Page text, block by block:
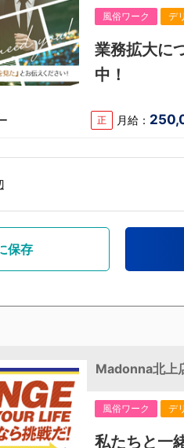
風俗ワーク デ
業務拡大に
中！
正 月給：
保存
Madonna北上
風俗ワーク デ
私たちと一